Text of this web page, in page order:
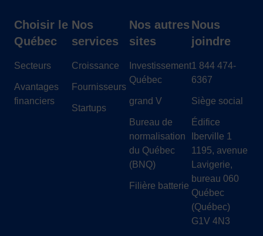
Choisir le
Québec
Secteurs
Avantages
financiers
Nos
services
Croissance
Fournisseurs
Startups
Nos autres
sites
Investissement
Québec
grand V
Bureau de
normalisation
du Québec
(BNQ)
Filière batterie
Nous
joindre
1 844 474-
6367
Siège social
Édifice
Iberville 1
1195, avenue
Lavigerie,
bureau 060
Québec
(Québec)
G1V 4N3